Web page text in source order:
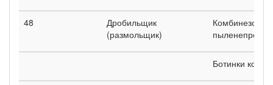
48
Дробильщик
(размольщик)
Комбинезон
Ботинки